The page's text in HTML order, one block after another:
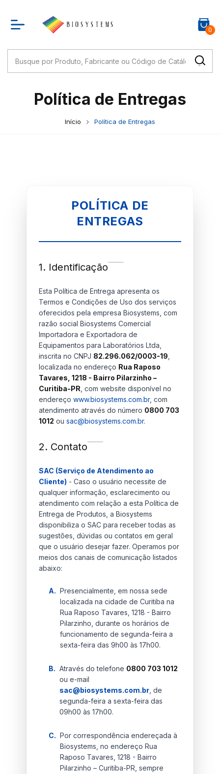
0
Política de Entregas
Início Política de Entregas
POLÍTICA DE
ENTREGAS
1. Identificação
Esta Política de Entrega apresenta os
Termos e Condições de Uso dos serviços
oferecidos pela empresa Biosystems, com
razão social Biosystems Comercial
Importadora e Exportadora de
Equipamentos para Laboratórios Ltda,
inscrita no CNPJ 82.296.062/0003-19
localizada no endereço Rua Raposo
Tavares, 1218 - Bairro Pilarzinho –
Curitiba-PR , com website disponível no
endereço www.biosystems.com.br, com
atendimento através do número 0800 703
1012 ou sac@biosystems.com.br.
2. Contato
SAC (Serviço de Atendimento ao
Cliente) - Caso o usuário necessite de
qualquer informação, esclarecimento ou
atendimento com relação a esta Política de
Entrega de Produtos, a Biosystems
disponibiliza o SAC para receber todas as
sugestões, dúvidas ou contatos em geral
que o usuário desejar fazer. Operamos por
meios dos canais de comunicação listados
abaixo:
A. Presencialmente, em nossa sede
localizada na cidade de Curitiba na
Rua Raposo Tavares, 1218 - Bairro
Pilarzinho, durante os horários de
funcionamento de segunda-feira a
sexta-feira das 9h00 às 17h00.
B. Através do telefone 0800 703 1012
ou e-mail
sac@biosystems.com.br , de
segunda-feira a sexta-feira das
09h00 às 17h00.
C. Por correspondência endereçada à
Biosystems, no endereço Rua
Raposo Tavares, 1218 - Bairro
Pilarzinho – Curitiba-PR, sempre